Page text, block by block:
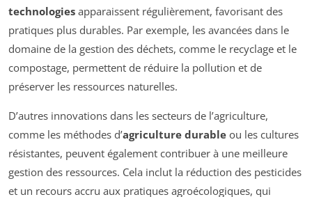
technologies apparaissent régulièrement, favorisant des
pratiques plus durables. Par exemple, les avancées dans le
domaine de la gestion des déchets, comme le recyclage et le
compostage, permettent de réduire la pollution et de
préserver les ressources naturelles.
D’autres innovations dans les secteurs de l’agriculture,
comme les méthodes d’agriculture durable ou les cultures
résistantes, peuvent également contribuer à une meilleure
gestion des ressources. Cela inclut la réduction des pesticides
et un recours accru aux pratiques agroécologiques, qui